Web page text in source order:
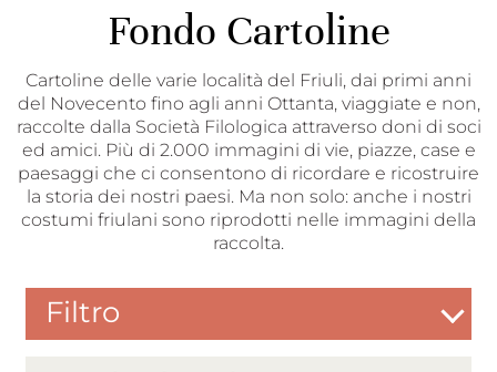
Fondo Cartoline
Cartoline delle varie località del Friuli, dai primi anni
del Novecento fino agli anni Ottanta, viaggiate e non,
raccolte dalla Società Filologica attraverso doni di soci
ed amici. Più di 2.000 immagini di vie, piazze, case e
paesaggi che ci consentono di ricordare e ricostruire
la storia dei nostri paesi. Ma non solo: anche i nostri
costumi friulani sono riprodotti nelle immagini della
raccolta.
Filtro